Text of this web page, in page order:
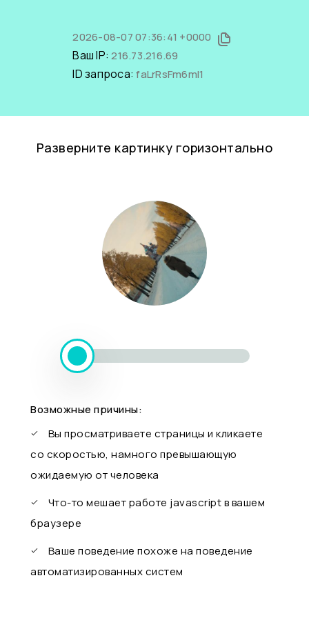
2026-08-07 07:36:41 +0000
Ваш IP:216.73.216.69
ID запроса:faLrRsFm6mI1
Разверните картинку горизонтально
Возможные причины:
Вы просматриваете страницы и кликаете
со скоростью, намного превышающую
ожидаемую от человека
Что-то мешает работе javascript в вашем
браузере
Ваше поведение похоже на поведение
автоматизированных систем